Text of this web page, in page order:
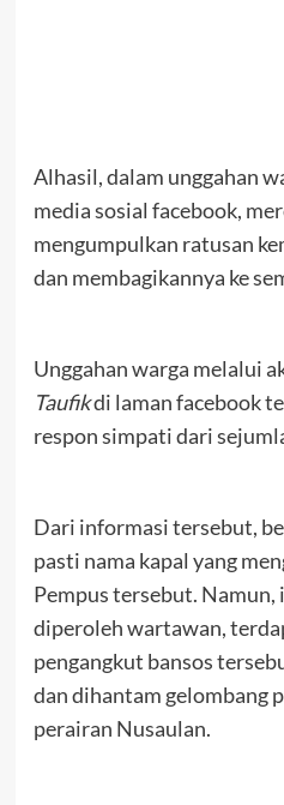
Alhasil, dalam unggahan
media sosial facebook,
mengumpulkan ratusan
dan membagikannya ke
Unggahan warga melalui
Taufikdi laman facebook
respon simpati dari
Dari informasi tersebut,
pasti nama kapal yang
Pempus tersebut. Namun,
diperoleh wartawan,
pengangkut bansos
dan dihantam gelombang
perairan Nusaulan.